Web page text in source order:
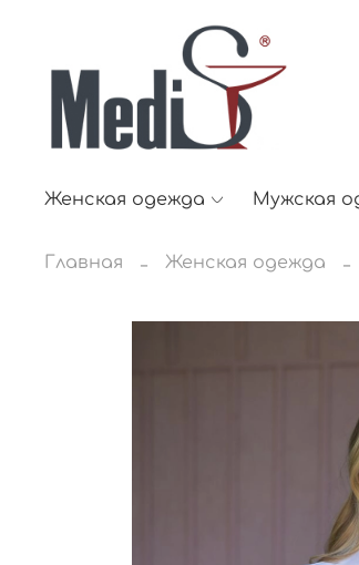
Женская одежда Мужская
Главная Женская одежда